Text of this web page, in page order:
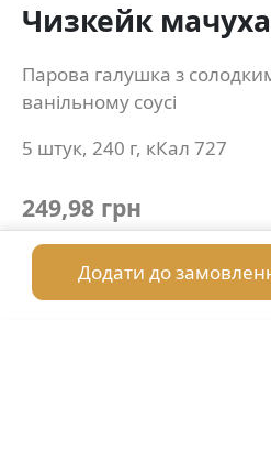
Чизкейк
Парова галушка з
ванільному соусі
5 штук, 240 г, кКал 727
249,98 грн
Додати до